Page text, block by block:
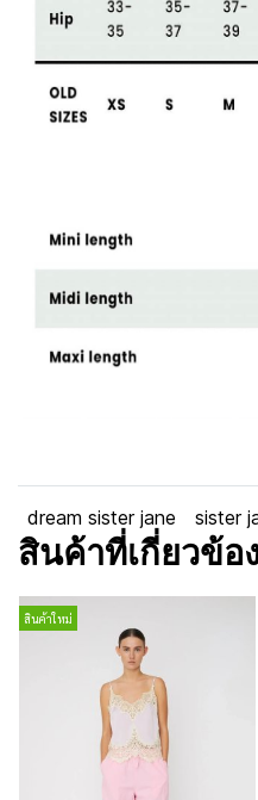
dream sister jane sister
สินค้าที่เกี่ยวข้อ
สินค้าใหม่